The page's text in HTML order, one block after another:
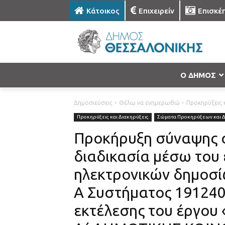
Κάτοικος Επιχειρείν
Ο ΔΗΜΟΣ
Δημοσιεύσεις Θέλω να ενημερωθώ Προκηρύξεις
Προκηρύξεις και Διακηρύξεις Σώματα Προκηρύξεων και
Προκήρυξη σύναψης
διαδικασία μέσω
ηλεκτρονικών
Α Συστήματος
εκτέλεσης του